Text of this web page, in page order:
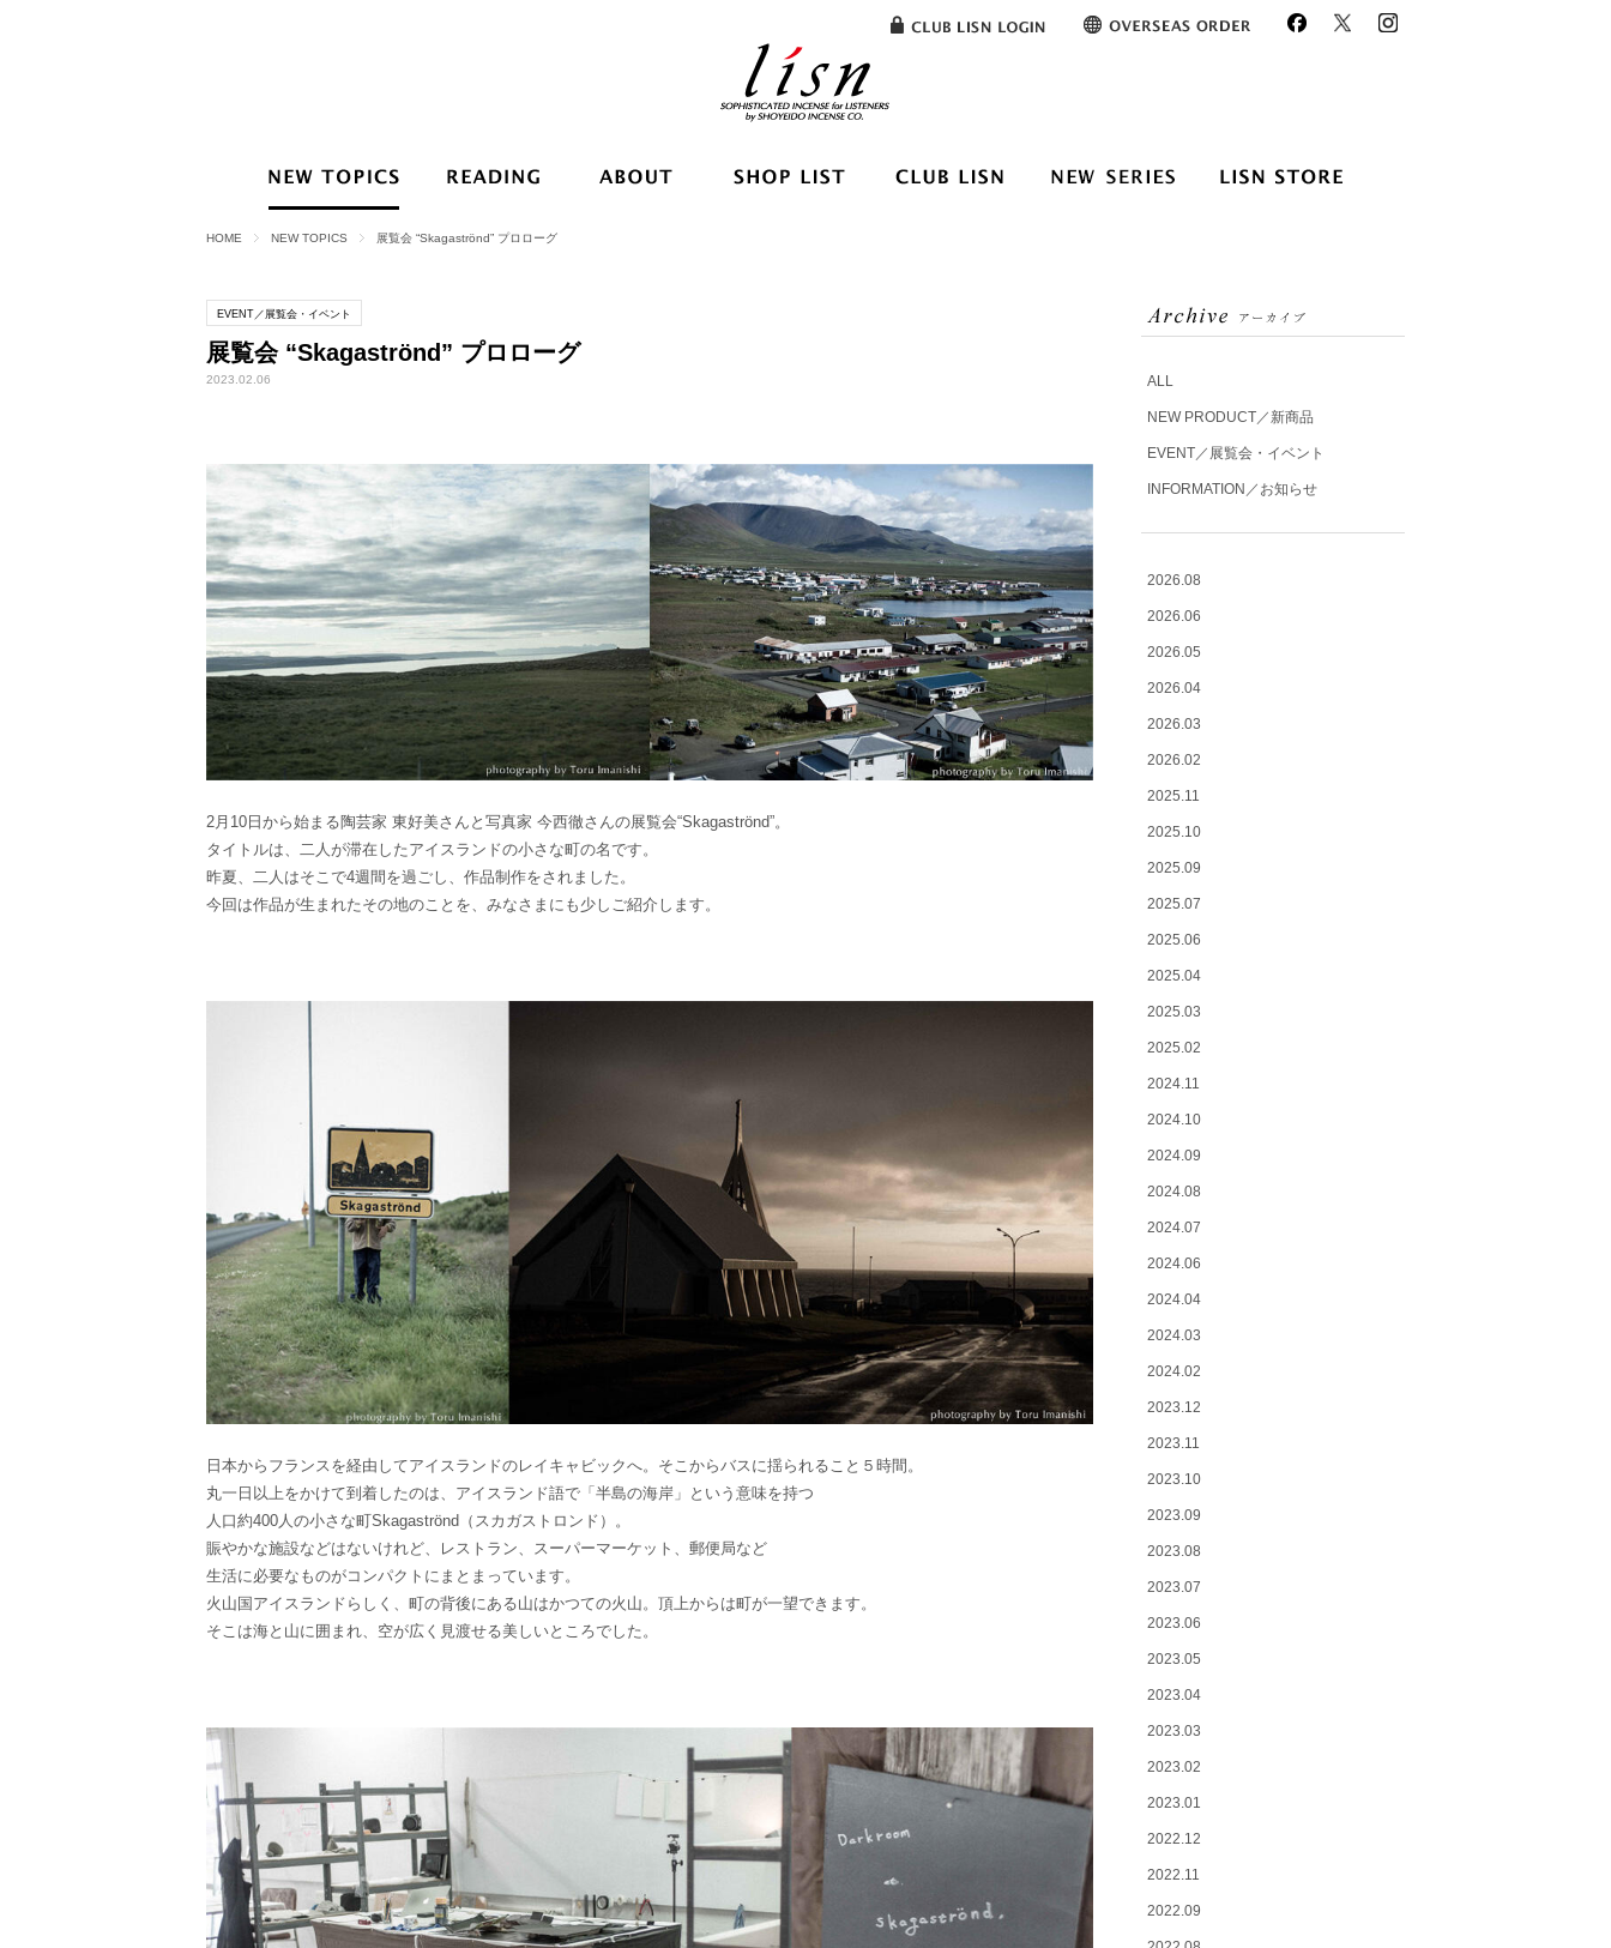
HOME NEW TOPICS 展覧会 “Skagaströnd” プロローグ
EVENT／展覧会・イベント
展覧会 “Skagaströnd” プロローグ
2023.02.06
2月10日から始まる陶芸家 東好美さんと写真家 今西徹さんの展覧会“Skagaströnd”。
タイトルは、二人が滞在したアイスランドの小さな町の名です。
昨夏、二人はそこで4週間を過ごし、作品制作をされました。
今回は作品が生まれたその地のことを、みなさまにも少しご紹介します。
日本からフランスを経由してアイスランドのレイキャビックへ。そこからバスに揺られること５時間。
丸一日以上をかけて到着したのは、アイスランド語で「半島の海岸」という意味を持つ
人口約400人の小さな町Skagaströnd（スカガストロンド）。
賑やかな施設などはないけれど、レストラン、スーパーマーケット、郵便局など
生活に必要なものがコンパクトにまとまっています。
火山国アイスランドらしく、町の背後にある山はかつての火山。頂上からは町が一望できます。
そこは海と山に囲まれ、空が広く見渡せる美しいところでした。
ALL
NEW PRODUCT／新商品
EVENT／展覧会・イベント
INFORMATION／お知らせ
2026.08
2026.06
2026.05
2026.04
2026.03
2026.02
2025.11
2025.10
2025.09
2025.07
2025.06
2025.04
2025.03
2025.02
2024.11
2024.10
2024.09
2024.08
2024.07
2024.06
2024.04
2024.03
2024.02
2023.12
2023.11
2023.10
2023.09
2023.08
2023.07
2023.06
2023.05
2023.04
2023.03
2023.02
2023.01
2022.12
2022.11
2022.09